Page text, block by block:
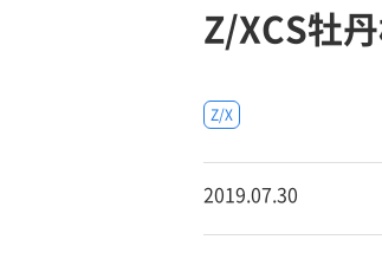
Z/XCS牡
Z/X
2019.07.30